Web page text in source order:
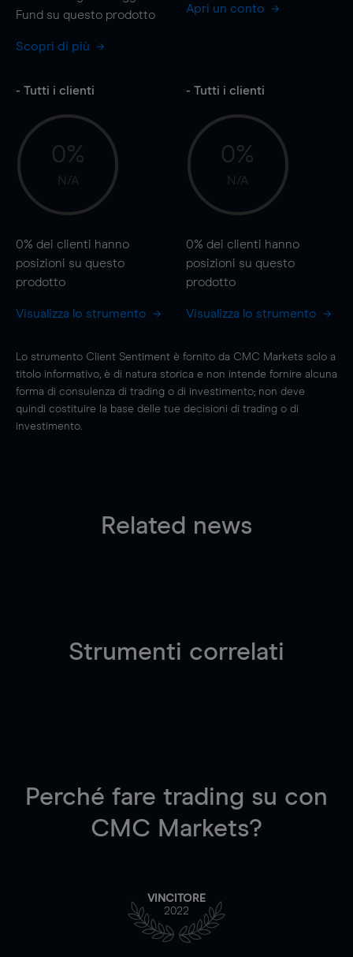
Fund su questo prodotto
Scopri di più
Apri un conto
- Tutti i clienti
0%
N/A
0% dei clienti hanno
posizioni su questo
prodotto
Visualizza lo strumento
- Tutti i clienti
0%
N/A
0% dei clienti hanno
posizioni su questo
prodotto
Visualizza lo strumento
Lo strumento Client Sentiment è fornito da CMC Markets solo a
titolo informativo, è di natura storica e non intende fornire alcuna
forma di consulenza di trading o di investimento; non deve
quindi costituire la base delle tue decisioni di trading o di
investimento.
Related news
Strumenti correlati
Perché fare trading su con
CMC Markets?
VINCITORE
2022